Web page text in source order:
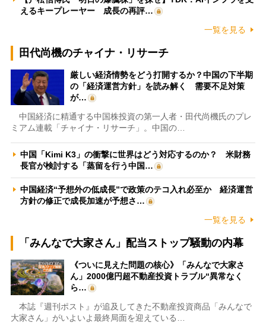
えるキープレーヤー 成長の再評…
一覧を見る
田代尚機のチャイナ・リサーチ
厳しい経済情勢をどう打開するか？中国の下半期
の「経済運営方針」を読み解く 需要不足対策
が…
中国経済に精通する中国株投資の第一人者・田代尚機氏のプレ
ミアム連載「チャイナ・リサーチ」。中国の…
中国「Kimi K3」の衝撃に世界はどう対応するのか？ 米財務
長官が検討する「蒸留を行う中国…
中国経済“予想外の低成長”で政策のテコ入れ必至か 経済運営
方針の修正で成長加速が予想さ…
一覧を見る
「みんなで大家さん」配当ストップ騒動の内幕
《ついに見えた問題の核心》「みんなで大家さ
ん」2000億円超不動産投資トラブル“異常なく
ら…
本誌『週刊ポスト』が追及してきた不動産投資商品「みんなで
大家さん」がいよいよ最終局面を迎えている…